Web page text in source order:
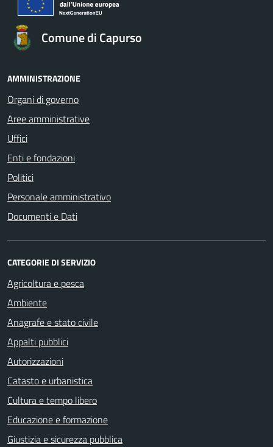
Comune di Capurso
AMMINISTRAZIONE
Organi di governo
Aree amministrative
Uffici
Enti e fondazioni
Politici
Personale amministrativo
Documenti e Dati
CATEGORIE DI SERVIZIO
Agricoltura e pesca
Ambiente
Anagrafe e stato civile
Appalti pubblici
Autorizzazioni
Catasto e urbanistica
Cultura e tempo libero
Educazione e formazione
Giustizia e sicurezza pubblica